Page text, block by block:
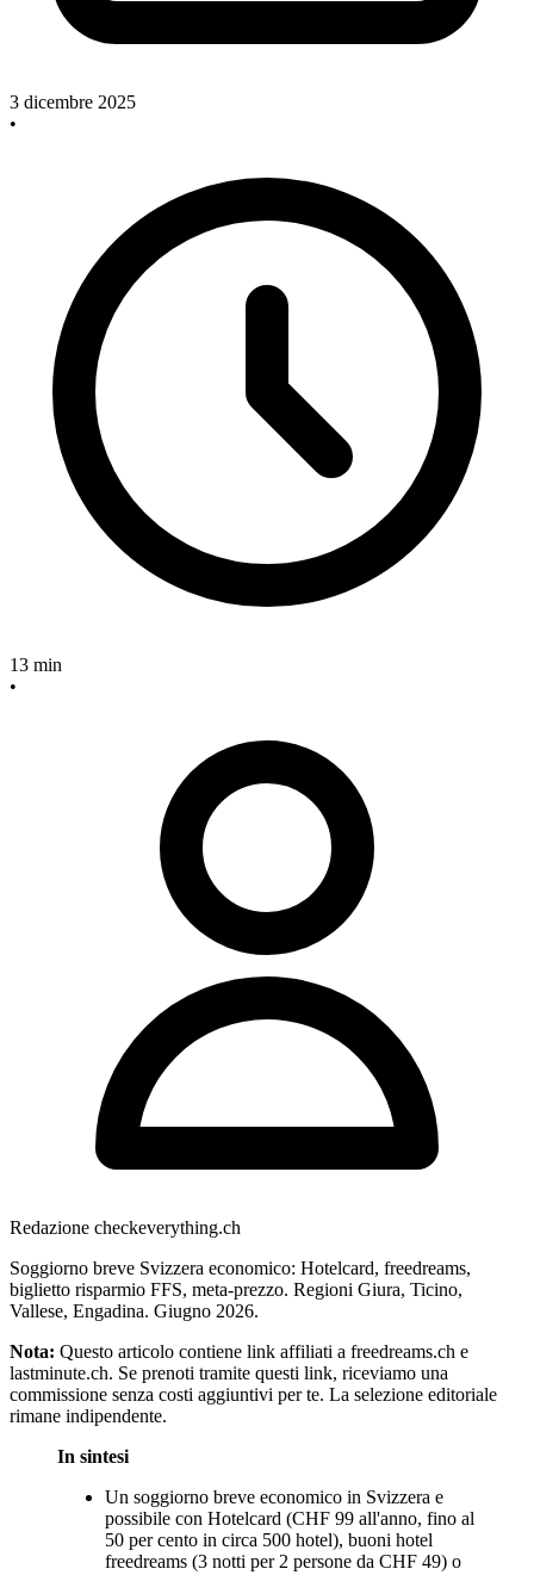
3 dicembre 2025
•
13 min
•
Redazione checkeverything.ch
Soggiorno breve Svizzera economico: Hotelcard, freedreams,
biglietto risparmio FFS, meta-prezzo. Regioni Giura, Ticino,
Vallese, Engadina. Giugno 2026.
Nota: Questo articolo contiene link affiliati a freedreams.ch e
lastminute.ch. Se prenoti tramite questi link, riceviamo una
commissione senza costi aggiuntivi per te. La selezione editoriale
rimane indipendente.
In sintesi
Un soggiorno breve economico in Svizzera e
possibile con Hotelcard (CHF 99 all'anno, fino al
50 per cento in circa 500 hotel), buoni hotel
freedreams (3 notti per 2 persone da CHF 49) o